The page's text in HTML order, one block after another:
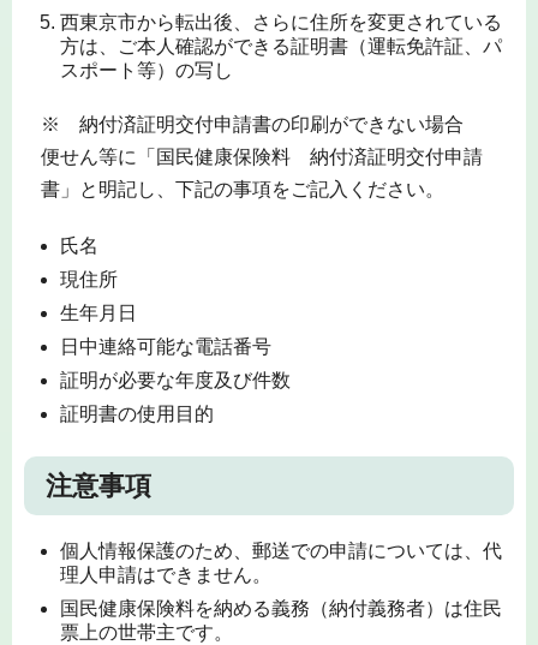
西東京市から転出後、さらに住所を変更されている
方は、ご本人確認ができる証明書（運転免許証、パ
スポート等）の写し
※ 納付済証明交付申請書の印刷ができない場合
便せん等に「国民健康保険料 納付済証明交付申請
書」と明記し、下記の事項をご記入ください。
氏名
現住所
生年月日
日中連絡可能な電話番号
証明が必要な年度及び件数
証明書の使用目的
注意事項
個人情報保護のため、郵送での申請については、代
理人申請はできません。
国民健康保険料を納める義務（納付義務者）は住民
票上の世帯主です。